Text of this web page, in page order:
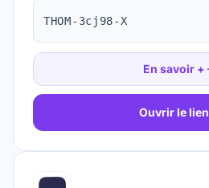
THOM-3cj98-X
En savoir +
Ouvrir le lien